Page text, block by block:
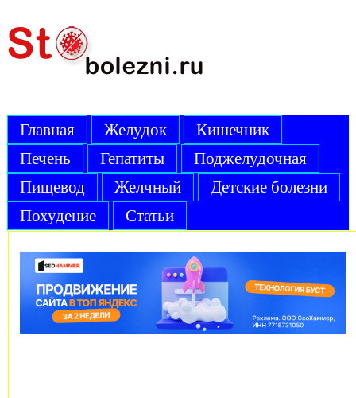
Главная Желудок
Кишечник
Печень
Гепатиты
Поджелудочная
Пищевод
Желчный
Детские болезни
Похудение
Статьи